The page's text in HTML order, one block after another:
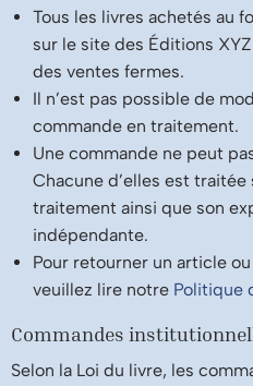
Tous les livres achetés au
sur le site des Éditions
des ventes fermes.
Il n’est pas possible de
commande en traitement.
Une commande ne peut
Chacune d’elles est
traitement ainsi que son
indépendante.
Pour retourner un article
veuillez lire notre Politique
Commandes
Selon la Loi du livre, les